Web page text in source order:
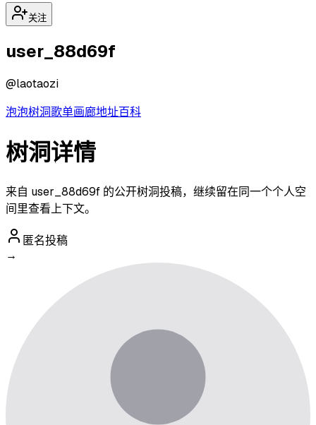
关注
user_88d69f
@laotaozi
泡泡树洞歌单画廊地址百科
树洞详情
来自 user_88d69f 的公开树洞投稿，继续留在同一个个人空
间里查看上下文。
匿名投稿
→